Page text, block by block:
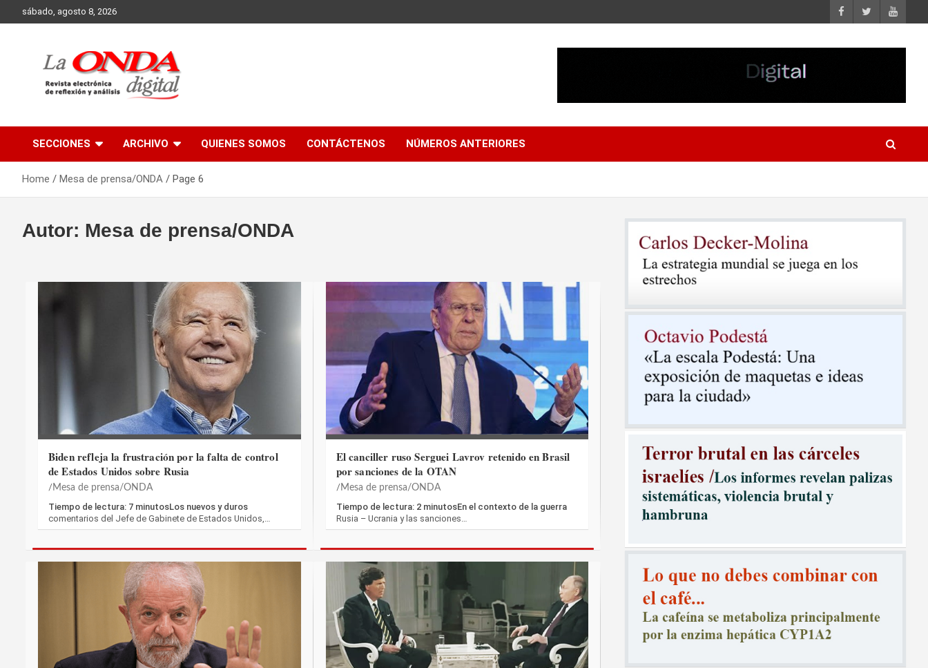
to
sábado, agosto 8, 2026
SECCIONES ARCHIVO QUIENES SOMOS CONTÁCTENOS NÚMEROS ANTERIORES
Home Mesa de prensa/ONDA Page 6
Autor: Mesa de prensa/ONDA
Biden refleja la frustración por la falta de control
de Estados Unidos sobre Rusia
Mesa de prensa/ONDA
Tiempo de lectura: 7 minutosLos nuevos y duros
comentarios del Jefe de Gabinete de Estados Unidos,…
El canciller ruso Serguei Lavrov retenido en Brasil
por sanciones de la OTAN
Mesa de prensa/ONDA
Tiempo de lectura: 2 minutosEn el contexto de la guerra
Rusia – Ucrania y las sanciones…